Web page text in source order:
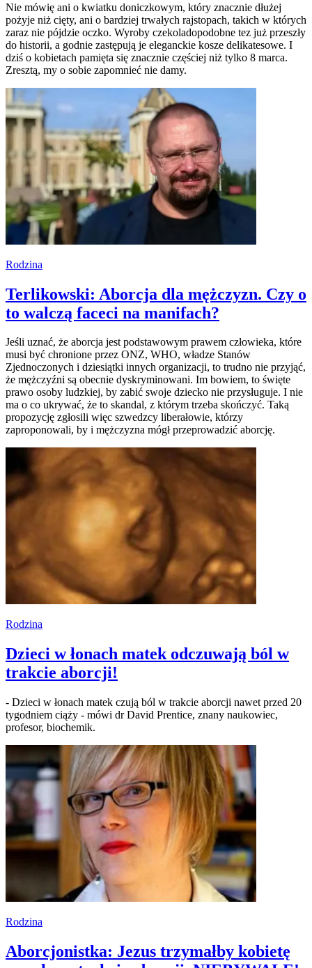
Nie mówię ani o kwiatku doniczkowym, który znacznie dłużej
pożyje niż cięty, ani o bardziej trwałych rajstopach, takich w których
zaraz nie pójdzie oczko. Wyroby czekoladopodobne tez już przeszły
do historii, a godnie zastępują je eleganckie kosze delikatesowe. I
dziś o kobietach pamięta się znacznie częściej niż tylko 8 marca.
Zresztą, my o sobie zapomnieć nie damy.
Rodzina
Terlikowski: Aborcja dla mężczyzn. Czy o
to walczą faceci na manifach?
Jeśli uznać, że aborcja jest podstawowym prawem człowieka, które
musi być chronione przez ONZ, WHO, władze Stanów
Zjednoczonych i dziesiątki innych organizacji, to trudno nie przyjąć,
że mężczyźni są obecnie dyskryminowani. Im bowiem, to święte
prawo osoby ludzkiej, by zabić swoje dziecko nie przysługuje. I nie
ma o co ukrywać, że to skandal, z którym trzeba skończyć. Taką
propozycję zgłosili więc szwedzcy liberałowie, którzy
zaproponowali, by i mężczyzna mógł przeprowadzić aborcję.
Rodzina
Dzieci w łonach matek odczuwają ból w
trakcie aborcji!
- Dzieci w łonach matek czują ból w trakcie aborcji nawet przed 20
tygodniem ciąży - mówi dr David Prentice, znany naukowiec,
profesor, biochemik.
Rodzina
Aborcjonistka: Jezus trzymałby kobietę